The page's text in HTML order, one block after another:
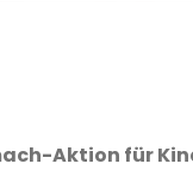
Aktion für